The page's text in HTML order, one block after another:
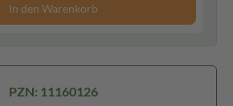
In den Warenkorb
PZN: 11160126